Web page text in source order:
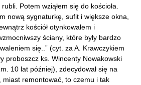
Potem wziąłem się do kościoła.
nową sygnaturkę, sufit i większe okna,
kościół otynkowałem i
ściany, które były bardzo
się..” (cyt. za A. Krawczykiem
proboszcz ks. Wincenty Nowakowski
10 lat później), zdecydował się na
miast remontować, to czemu i tak